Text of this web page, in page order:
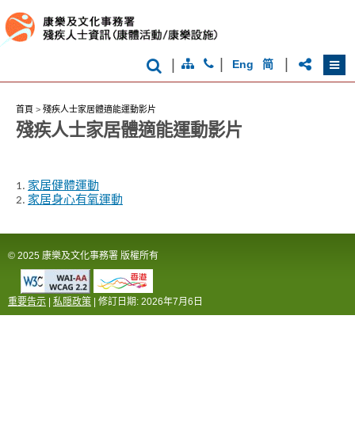
Eng 简
首頁 > 殘疾人士家居體適能運動影片
殘疾人士家居體適能運動影片
1. 家居健體運動
2. 家居身心有氧運動
© 2025 康樂及文化事務署 版權所有
重要告示 私隠政策 | 修訂日期: 2026年7月6日